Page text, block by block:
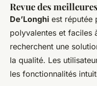
Revue des
De’Longhi est réputée
polyvalentes et faciles
recherchent une
la qualité. Les
les fonctionnalités